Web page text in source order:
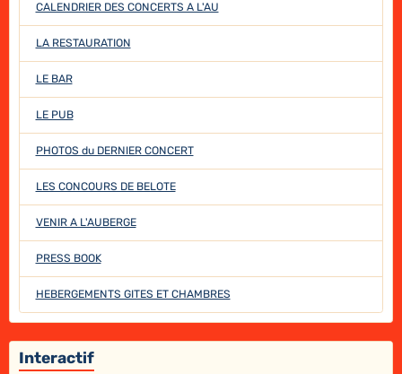
CALENDRIER DES CONCERTS A L'AU
LA RESTAURATION
LE BAR
LE PUB
PHOTOS du DERNIER CONCERT
LES CONCOURS DE BELOTE
VENIR A L'AUBERGE
PRESS BOOK
HEBERGEMENTS GITES ET CHAMBRES
Interactif